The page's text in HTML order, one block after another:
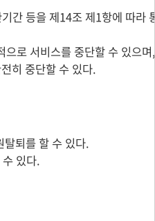
간 등을 제14조 제1항에 따라 통
로 서비스를 중단할 수 있으며,
히 중단할 수 있다.
퇴를 할 수 있다.
있다.